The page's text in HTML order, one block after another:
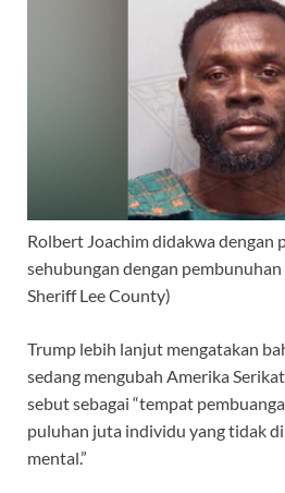
Rolbert Joachim didakwa dengan
sehubungan dengan
Sheriff Lee County)
Trump lebih lanjut mengatakan
sedang mengubah Amerika
sebut sebagai “tempat
puluhan juta individu yang tidak
mental.”